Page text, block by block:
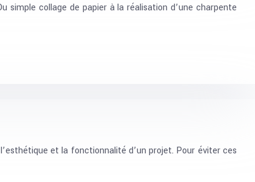
simple collage de papier à la réalisation d’une charpente
et la fonctionnalité d’un projet. Pour éviter ces